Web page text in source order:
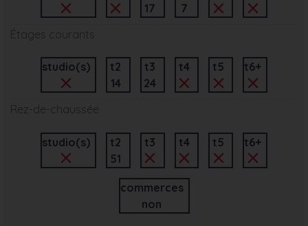
17
7
Étages courants
studio(s)
t2
14
t3
24
t4 t5 t6+
Rez-de-chaussée
studio(s)
t2
51
t3 t4 t5 t6+
commerces
non